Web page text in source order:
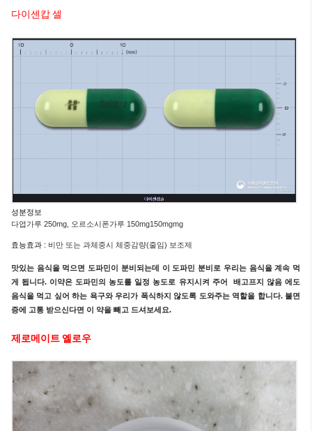
다이센캅 셀
성분정보
다엽가루 250mg, 오르소시폰가루 150mg150mgmg
효능효과 : 비만 또는 과체중시 체중감량(줄임) 보조제
맛있는 음식을 먹으면 도파민이 분비되는데 이 도파민 분비로 우리는 음식을 계속 먹
게 됩니다. 이약은 도파민의 농도를 일정 농도로 유지시켜 주어 배고프지 않음 에도
음식을 먹고 싶어 하는 욕구와 우리가 폭식하지 않도록 도와주는 역할을 합니다. 불면
증에 고통 받으신다면 이 약을 빼고 드셔보세요.
제로메이트 옐로우